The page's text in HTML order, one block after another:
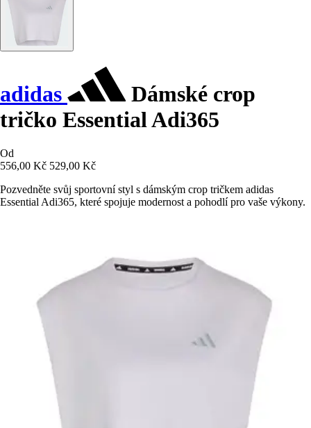
adidas
Dámské crop
tričko Essential Adi365
Od
556,00 Kč 529,00 Kč
Pozvedněte svůj sportovní styl s dámským crop tričkem adidas
Essential Adi365, které spojuje modernost a pohodlí pro vaše výkony.